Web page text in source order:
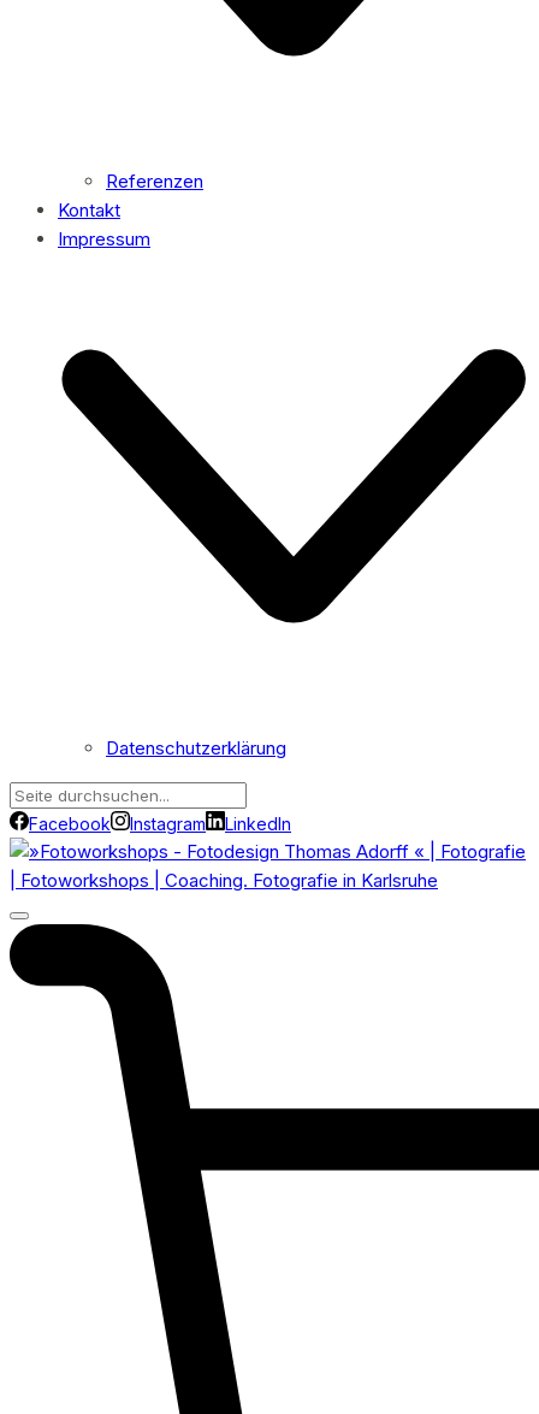
Referenzen
Kontakt
Impressum
Datenschutzerklärung
Facebook Instagram LinkedIn